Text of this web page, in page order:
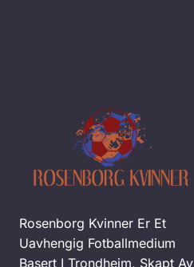
Rosenborg Kvinner Er Et
Uavhengig Fotballmedium
Basert I Trondheim, Skapt Av